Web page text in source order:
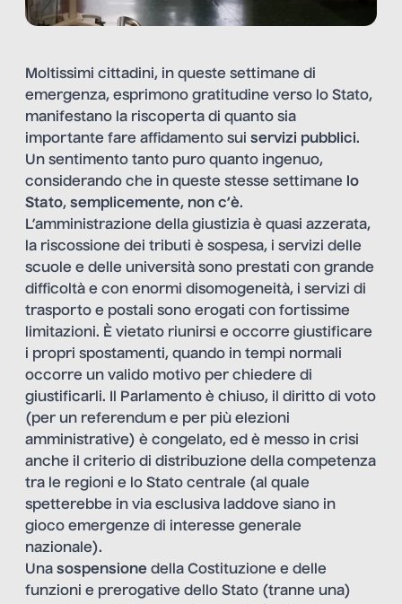
Moltissimi cittadini, in queste settimane di
emergenza, esprimono gratitudine verso lo Stato,
manifestano la riscoperta di quanto sia
importante fare affidamento sui servizi pubblici.
Un sentimento tanto puro quanto ingenuo,
considerando che in queste stesse settimane lo
Stato, semplicemente, non c’è.
L’amministrazione della giustizia è quasi azzerata,
la riscossione dei tributi è sospesa, i servizi delle
scuole e delle università sono prestati con grande
difficoltà e con enormi disomogeneità, i servizi di
trasporto e postali sono erogati con fortissime
limitazioni. È vietato riunirsi e occorre giustificare
i propri spostamenti, quando in tempi normali
occorre un valido motivo per chiedere di
giustificarli. Il Parlamento è chiuso, il diritto di voto
(per un referendum e per più elezioni
amministrative) è congelato, ed è messo in crisi
anche il criterio di distribuzione della competenza
tra le regioni e lo Stato centrale (al quale
spetterebbe in via esclusiva laddove siano in
gioco emergenze di interesse generale
nazionale).
Una sospensione della Costituzione e delle
funzioni e prerogative dello Stato (tranne una)